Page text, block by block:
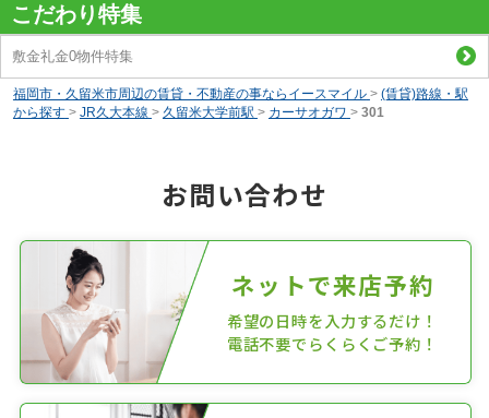
こだわり特集
敷金礼金0物件特集
福岡市・久留米市周辺の賃貸・不動産の事ならイースマイル > (賃貸)路線・駅
から探す > JR久大本線 > 久留米大学前駅 > カーサオガワ > 301
お問い合わせ
ネットで来店予約
希望の日時を入力するだけ！
電話不要でらくらくご予約！